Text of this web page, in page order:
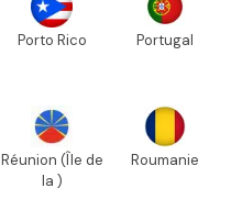
Porto Rico Portugal
Réunion (Île de
la )
Roumanie